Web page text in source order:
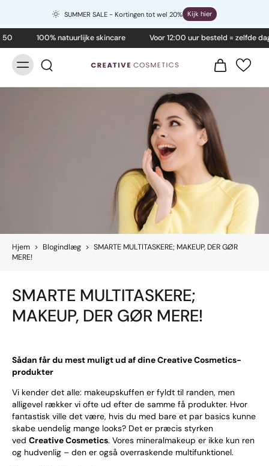
SUMMER SALE - Kortingen tot wel 20% Kijk hier
100% natuurlijke skincare Voor 12:00 uur besteld = zelfde
Hjem > Blogindlæg > SMARTE MULTITASKERE; MAKEUP, DER GØR
MERE!
SMARTE MULTITASKERE;
MAKEUP, DER GØR MERE!
Sådan får du mest muligt ud af dine Creative Cosmetics-
produkter
Vi kender det alle: makeupskuffen er fyldt til randen, men
alligevel rækker vi ofte ud efter de samme få produkter. Hvor
fantastisk ville det være, hvis du med bare et par basics kunne
skabe uendelig mange looks? Det er præcis styrken
ved Creative Cosmetics. Vores mineralmakeup er ikke kun ren
og hudvenlig – den er også overraskende multifunktionel.